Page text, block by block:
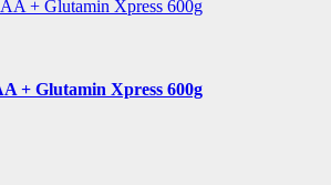
+ Glutamin Xpress 600g